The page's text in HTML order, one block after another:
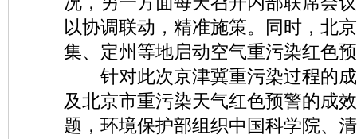
以协调联动，精准施策。同时，北
集、定州等地启动空气重污染红色
针对此次京津冀重污染过程的成
及北京市重污染天气红色预警的成
题，环境保护部组织中国科学院、